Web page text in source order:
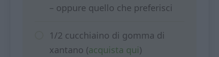
– oppure quello che preferisci
1/2 cucchiaino di gomma di
xantano (acquista qui)